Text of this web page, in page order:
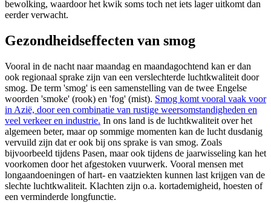
bewolking, waardoor het kwik soms toch net iets lager uitkomt dan
eerder verwacht.
Gezondheidseffecten van smog
Vooral in de nacht naar maandag en maandagochtend kan er dan
ook regionaal sprake zijn van een verslechterde luchtkwaliteit door
smog. De term 'smog' is een samenstelling van de twee Engelse
woorden 'smoke' (rook) en 'fog' (mist). Smog komt vooral vaak voor
in Azië, door een combinatie van rustige weersomstandigheden en
veel verkeer en industrie. In ons land is de luchtkwaliteit over het
algemeen beter, maar op sommige momenten kan de lucht dusdanig
vervuild zijn dat er ook bij ons sprake is van smog. Zoals
bijvoorbeeld tijdens Pasen, maar ook tijdens de jaarwisseling kan het
voorkomen door het afgestoken vuurwerk. Vooral mensen met
longaandoeningen of hart- en vaatziekten kunnen last krijgen van de
slechte luchtkwaliteit. Klachten zijn o.a. kortademigheid, hoesten of
een verminderde longfunctie.